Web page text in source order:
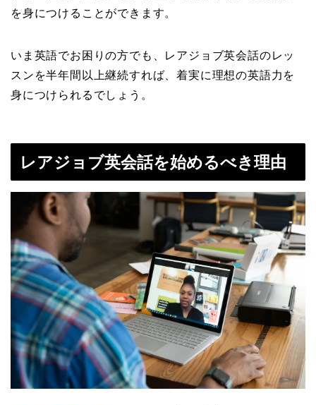
を身につけることができます。
いま英語でお困りの方でも、レアジョブ英会話のレッ
スンを半年間以上継続すれば、着実に理想の英語力を
身につけられるでしょう。
レアジョブ英会話を始めるべき理由